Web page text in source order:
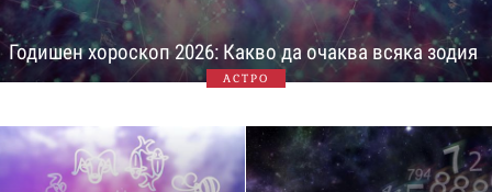
Годишен хороскоп 2026: Какво да очаква всяка зодия
АСТРО